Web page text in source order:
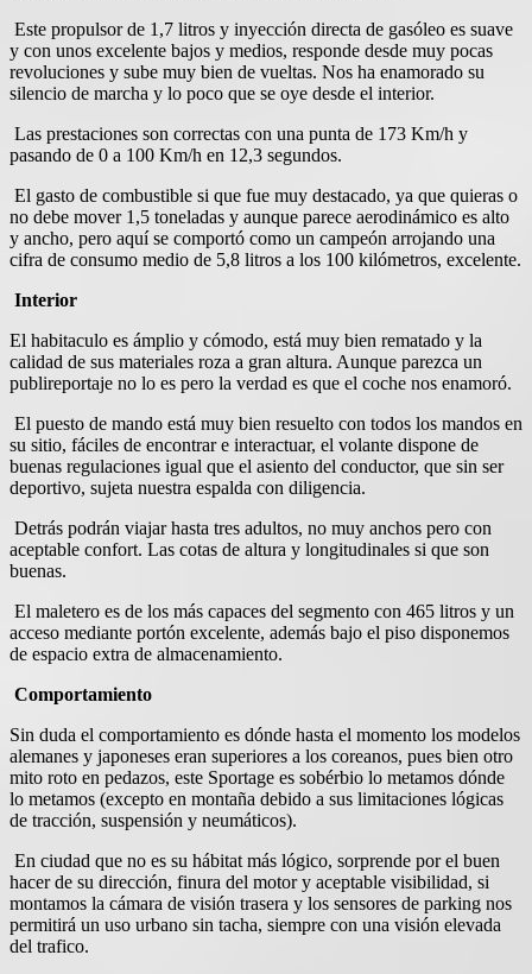
Este propulsor de 1,7 litros y inyección directa de gasóleo es suave
y con unos excelente bajos y medios, responde desde muy pocas
revoluciones y sube muy bien de vueltas. Nos ha enamorado su
silencio de marcha y lo poco que se oye desde el interior.
Las prestaciones son correctas con una punta de 173 Km/h y
pasando de 0 a 100 Km/h en 12,3 segundos.
El gasto de combustible si que fue muy destacado, ya que quieras o
no debe mover 1,5 toneladas y aunque parece aerodinámico es alto
y ancho, pero aquí se comportó como un campeón arrojando una
cifra de consumo medio de 5,8 litros a los 100 kilómetros, excelente.
Interior
El habitaculo es ámplio y cómodo, está muy bien rematado y la
calidad de sus materiales roza a gran altura. Aunque parezca un
publireportaje no lo es pero la verdad es que el coche nos enamoró.
El puesto de mando está muy bien resuelto con todos los mandos en
su sitio, fáciles de encontrar e interactuar, el volante dispone de
buenas regulaciones igual que el asiento del conductor, que sin ser
deportivo, sujeta nuestra espalda con diligencia.
Detrás podrán viajar hasta tres adultos, no muy anchos pero con
aceptable confort. Las cotas de altura y longitudinales si que son
buenas.
El maletero es de los más capaces del segmento con 465 litros y un
acceso mediante portón excelente, además bajo el piso disponemos
de espacio extra de almacenamiento.
Comportamiento
Sin duda el comportamiento es dónde hasta el momento los modelos
alemanes y japoneses eran superiores a los coreanos, pues bien otro
mito roto en pedazos, este Sportage es sobérbio lo metamos dónde
lo metamos (excepto en montaña debido a sus limitaciones lógicas
de tracción, suspensión y neumáticos).
En ciudad que no es su hábitat más lógico, sorprende por el buen
hacer de su dirección, finura del motor y aceptable visibilidad, si
montamos la cámara de visión trasera y los sensores de parking nos
permitirá un uso urbano sin tacha, siempre con una visión elevada
del trafico.